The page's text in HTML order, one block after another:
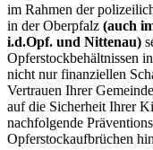
im Rahmen der
in der Oberpfalz (auch
i.d.Opf. und Nittenau)
Opferstockbehältnissen
nicht nur finanziellen
Vertrauen Ihrer
auf die Sicherheit Ihrer
nachfolgende
Opferstockaufbrüchen